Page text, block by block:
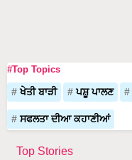
#Top Topics
ਖੇਤੀ ਬਾੜੀ ਪਸ਼ੂ ਪਾਲਣ
ਸਫਲਤਾ ਦੀਆ ਕਹਾਣੀਆਂ
Top Stories